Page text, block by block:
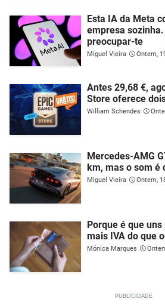
Esta IA da Meta
empresa
preocupar-te
Miguel Vieira Ontem,
Antes 29,68 €,
Store oferece
William Schendes
Mercedes-AMG
km, mas o som
Miguel Vieira Ontem,
Porque é que
mais IVA do que
Mónica Marques